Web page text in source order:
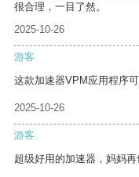
很合理，一目了然。
2025-10-26
游客
这款加速器VPM应用程序
2025-10-26
游客
超级好用的加速器，妈妈